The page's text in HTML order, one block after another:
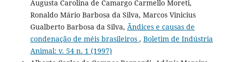
Augusta Carolina de Camargo Carmello Moreti,
Ronaldo Mário Barbosa da Silva, Marcos Vinicius
Gualberto Barbosa da Silva, Ãndices e causas de
condenação de méis brasileiros , Boletim de Indústria
Animal: v. 54 n. 1 (1997)